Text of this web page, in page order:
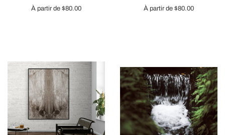
À partir de $80.00 À partir de $80.00